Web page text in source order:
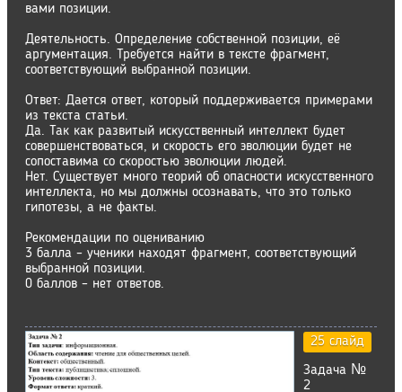
вами позиции.
Деятельность. Определение собственной позиции, её
аргументация. Требуется найти в тексте фрагмент,
соответствующий выбранной позиции.
Ответ: Дается ответ, который поддерживается примерами
из текста статьи.
Да. Так как развитый искусственный интеллект будет
совершенствоваться, и скорость его эволюции будет не
сопоставима со скоростью эволюции людей.
Нет. Существует много теорий об опасности искусственного
интеллекта, но мы должны осознавать, что это только
гипотезы, а не факты.
Рекомендации по оцениванию
3 балла – ученики находят фрагмент, соответствующий
выбранной позиции.
0 баллов – нет ответов.
25 слайд
Задача №
2